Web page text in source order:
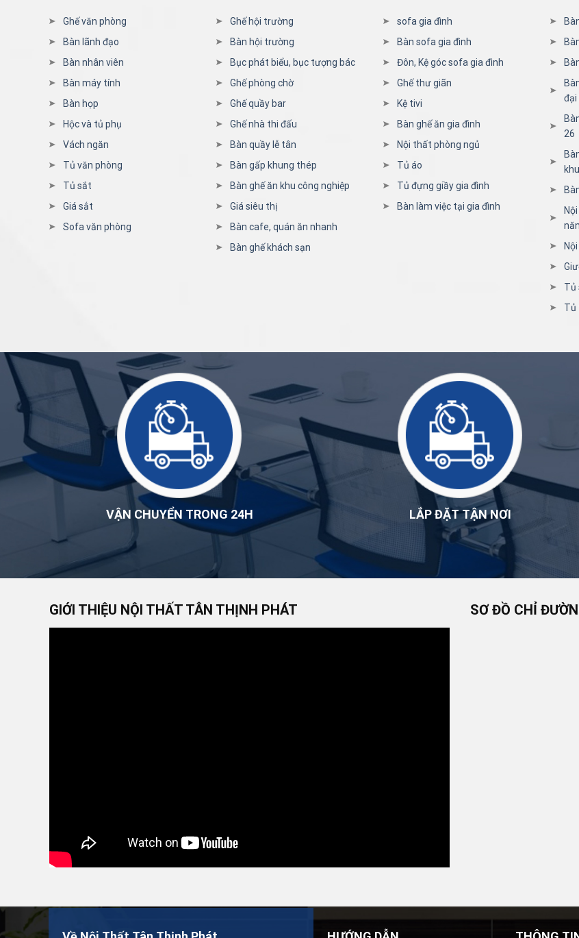
Ghế văn phòng
Bàn lãnh đạo
Bàn nhân viên
Bàn máy tính
Bàn họp
Hộc và tủ phụ
Vách ngăn
Tủ văn phòng
Tủ sắt
Giá sắt
Sofa văn phòng
Ghế hội trường
Bàn hội trường
Bục phát biểu, bục tượng bác
Ghế phòng chờ
Ghế quầy bar
Ghế nhà thi đấu
Bàn quầy lễ tân
Bàn gấp khung thép
Bàn ghế ăn khu công nghiệp
Giá siêu thị
Bàn cafe, quán ăn nhanh
Bàn ghế khách sạn
sofa gia đình
Bàn sofa gia đình
Đôn, Kệ góc sofa gia đình
Ghế thư giãn
Kệ tivi
Bàn ghế ăn gia đình
Nội thất phòng ngủ
Tủ áo
Tủ đựng giầy gia đình
Bàn làm việc tại gia đình
đại
26
Tủ
Tủ
VẬN CHUYỂN TRONG 24H LẮP ĐẶT TẬN NƠI
GIỚI THIỆU NỘI THẤT TÂN THỊNH PHÁT SƠ ĐỒ CHỈ